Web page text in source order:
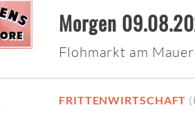
Morgen
Flohmarkt am
FRITTENWIRTSCHAFT